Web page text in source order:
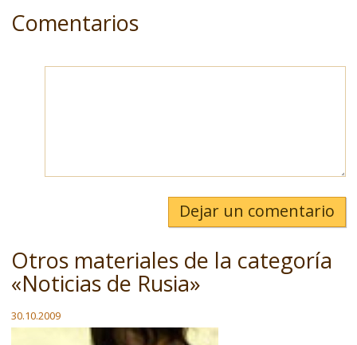
Comentarios
Dejar un comentario
Otros materiales de la categoría
«Noticias de Rusia»
30.10.2009